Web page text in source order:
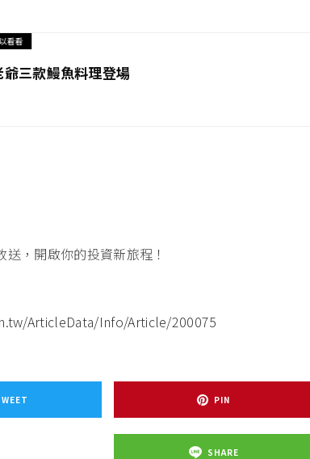
看看
三款鰻魚料理登場
，開啟你的投資新旅程！
ArticleData/Info/Article/200075
PIN
SHARE